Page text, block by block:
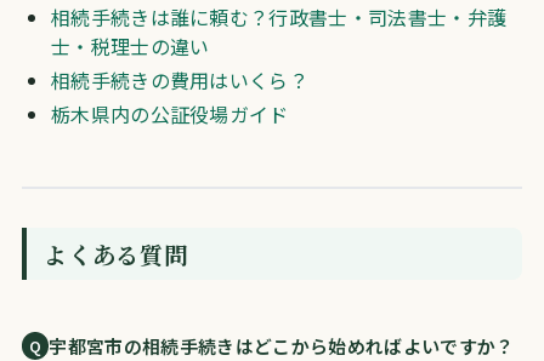
相続手続きは誰に頼む？行政書士・司法書士・弁護
士・税理士の違い
相続手続きの費用はいくら？
栃木県内の公証役場ガイド
よくある質問
宇都宮市の相続手続きはどこから始めればよいですか？